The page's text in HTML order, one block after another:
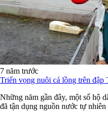
7 năm trước
Triển vọng nuôi cá lồng trên đập
Những năm gần đây, một số hộ
đã tận dụng nguồn nước tự nhiên